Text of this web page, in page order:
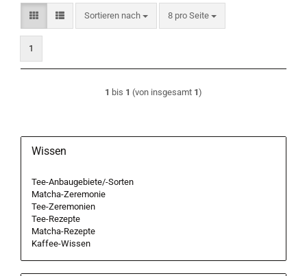
Sortieren nach
Sortieren nach 8 pro Seite
pro Seite
1
1 bis 1 (von insgesamt 1)
Wissen
Tee-Anbaugebiete/-Sorten
Matcha-Zeremonie
Tee-Zeremonien
Tee-Rezepte
Matcha-Rezepte
Kaffee-Wissen